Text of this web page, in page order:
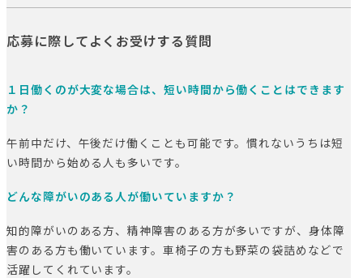
応募に際してよくお受けする質問
１日働くのが大変な場合は、短い時間から働くことはできます
か？
午前中だけ、午後だけ働くことも可能です。慣れないうちは短
い時間から始める人も多いです。
どんな障がいのある人が働いていますか？
知的障がいのある方、精神障害のある方が多いですが、身体障
害のある方も働いています。車椅子の方も野菜の袋詰めなどで
活躍してくれています。